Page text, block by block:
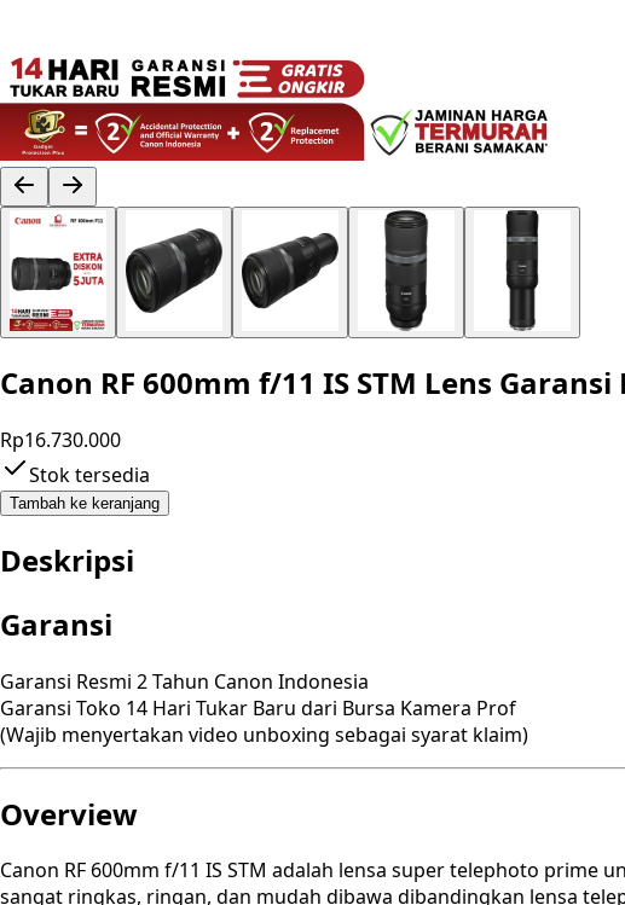
Canon RF 600mm f/11 IS STM Lens Garansi
Rp16.730.000
Stok tersedia
Tambah ke keranjang
Deskripsi
Garansi
Garansi Resmi 2 Tahun Canon Indonesia
Garansi Toko 14 Hari Tukar Baru dari Bursa Kamera Prof
(Wajib menyertakan video unboxing sebagai syarat klaim)
Overview
Canon RF 600mm f/11 IS STM adalah lensa super telephoto
sangat ringkas, ringan, dan mudah dibawa dibandingkan lensa